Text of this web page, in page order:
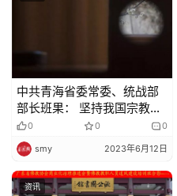
中共青海省委常委、统战部
部长班果： 坚持我国宗教中
国化方向 促进藏传佛教健康
传承
0 0 0
smy 2023年6月12日
资讯